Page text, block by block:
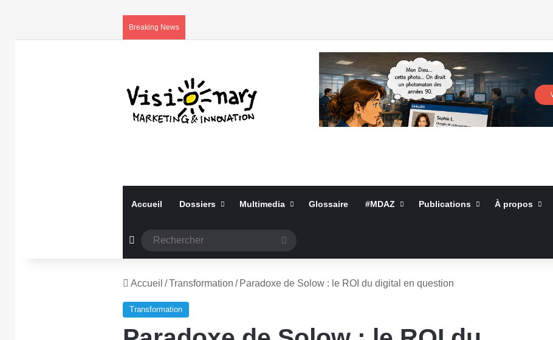
Breaking News
Accueil Dossiers Multimedia Glossaire #MDAZ Publications À propos
Article Aléatoire
Accueil /Transformation / Paradoxe de Solow : le ROI du digital en question
Transformation